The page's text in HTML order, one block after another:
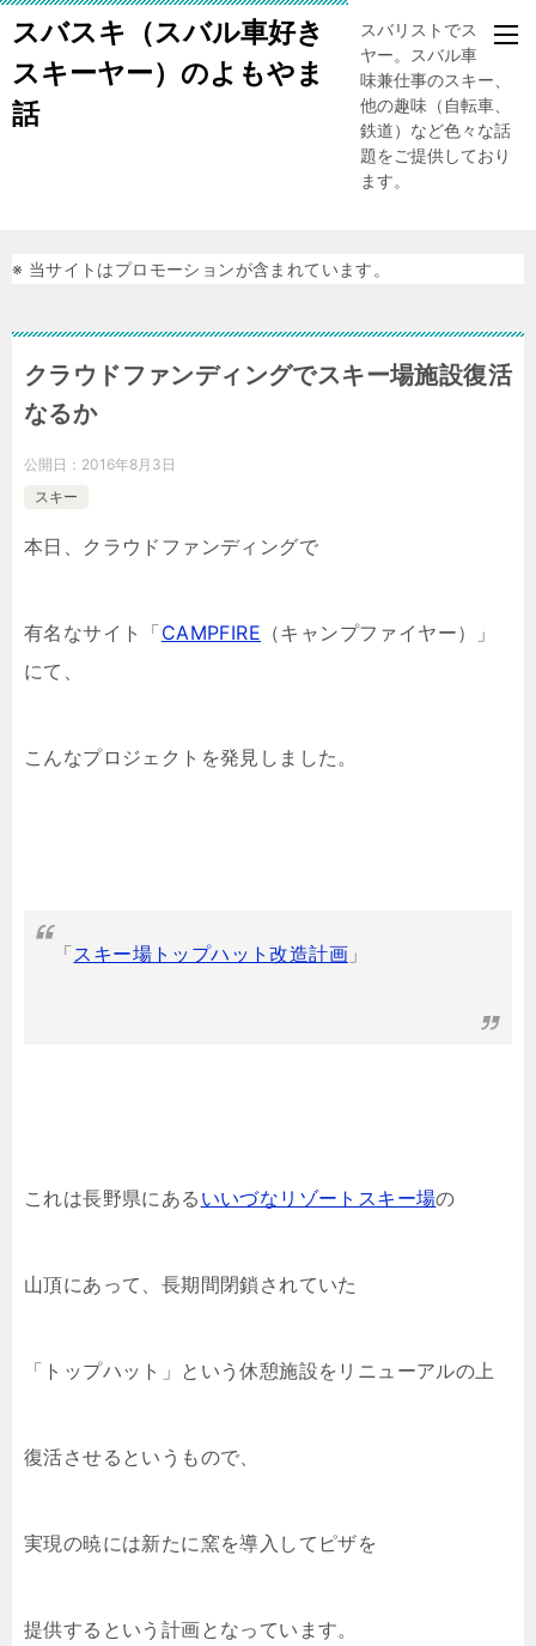
スバスキ（スバル車好き
スキーヤー）のよもやま
話
スバリストでスキー
ヤー。スバル車、趣
味兼仕事のスキー、
他の趣味（自転車、
鉄道）など色々な話
題をご提供しており
ます。
※ 当サイトはプロモーションが含まれています。
クラウドファンディングでスキー場施設復活
なるか
公開日： 2016年8月3日
スキー
本日、クラウドファンディングで
有名なサイト「CAMPFIRE （キャンプファイヤー）」
にて、
こんなプロジェクトを発見しました。
「スキー場トップハット改造計画 」
これは長野県にある いいづなリゾートスキー場の
山頂にあって、長期間閉鎖されていた
「トップハット」という休憩施設をリニューアルの上
復活させるというもので、
実現の暁には新たに窯を導入してピザを
提供するという計画となっています。